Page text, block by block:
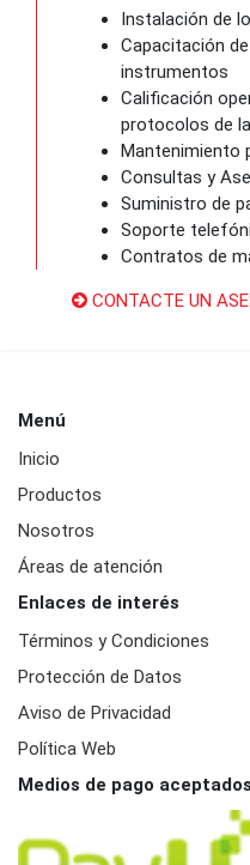
Instalación de
Capacitación
instrumentos
Calificación
protocolos de
Mantenimiento
Consultas y
Suministro de
Soporte
Contratos de
CONTACTE UN
Menú
Inicio
Productos
Nosotros
Áreas de atención
Enlaces de interés
Términos y Condiciones
Protección de Datos
Aviso de Privacidad
Política Web
Medios de pago aceptados